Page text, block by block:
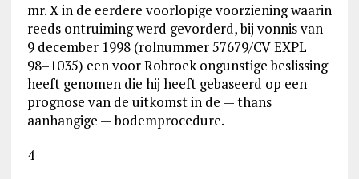
mr. X in de eerdere voorlopige voorziening waarin
reeds ontruiming werd gevorderd, bij vonnis van
9 december 1998 (rolnummer 57679/CV EXPL
98–1035) een voor Robroek ongunstige beslissing
heeft genomen die hij heeft gebaseerd op een
prognose van de uitkomst in de — thans
aanhangige — bodemprocedure.
4